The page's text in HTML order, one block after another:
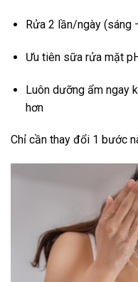
Rửa 2 lần/ngày (sáng
Ưu tiên sữa rửa mặt
Luôn dưỡng ẩm ngay
hơn
Chỉ cần thay đổi 1 bước